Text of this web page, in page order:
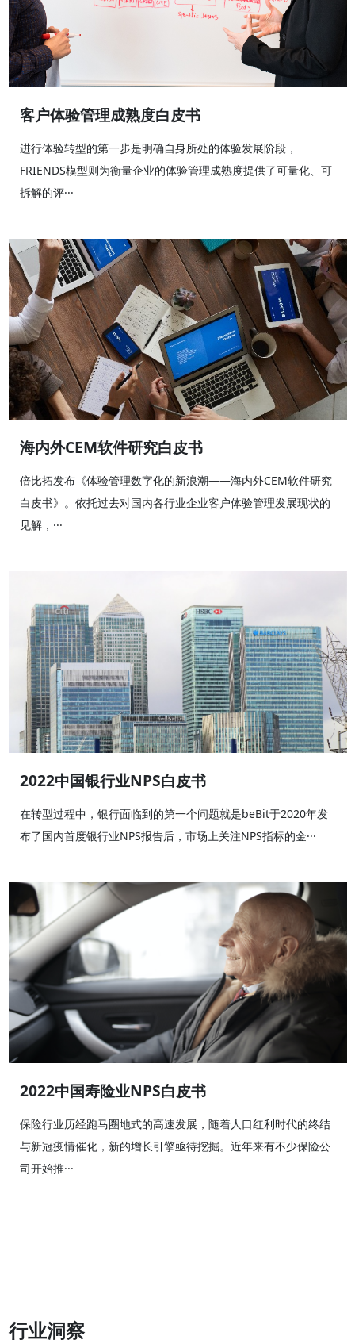
客户体验管理成熟度白皮书
进行体验转型的第一步是明确自身所处的体验发展阶段，
FRIENDS模型则为衡量企业的体验管理成熟度提供了可量化、可
拆解的评···
海内外CEM软件研究白皮书
倍比拓发布《体验管理数字化的新浪潮——海内外CEM软件研究
白皮书》。依托过去对国内各行业企业客户体验管理发展现状的
见解，···
2022中国银行业NPS白皮书
在转型过程中，银行面临到的第一个问题就是beBit于2020年发
布了国内首度银行业NPS报告后，市场上关注NPS指标的金···
2022中国寿险业NPS白皮书
保险行业历经跑马圈地式的高速发展，随着人口红利时代的终结
与新冠疫情催化，新的增长引擎亟待挖掘。近年来有不少保险公
司开始推···
行业洞察